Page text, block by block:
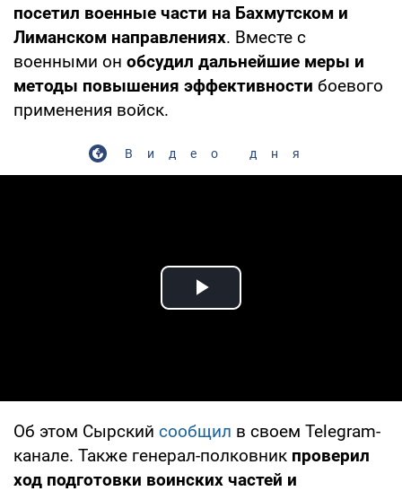
посетил военные части на Бахмутском и
Лиманском направлениях. Вместе с
военными он обсудил дальнейшие меры и
методы повышения эффективности боевого
применения войск.
Видео дня
Play Video
Об этом Сырский сообщил в своем Telegram-
канале. Также генерал-полковник проверил
ход подготовки воинских частей и